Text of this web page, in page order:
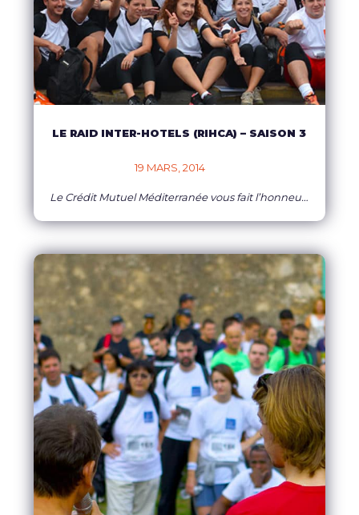
LE RAID INTER-HOTELS (RIHCA) – SAISON 3
19 MARS, 2014
Le Crédit Mutuel Méditerranée vous fait l’honneur de reconduire le partenariat officiel sur le RIHCA 2013. Cette confiance renouvelée oblige WE ACTEAM à vous préparer votre événement à la hauteur de vos attentes !